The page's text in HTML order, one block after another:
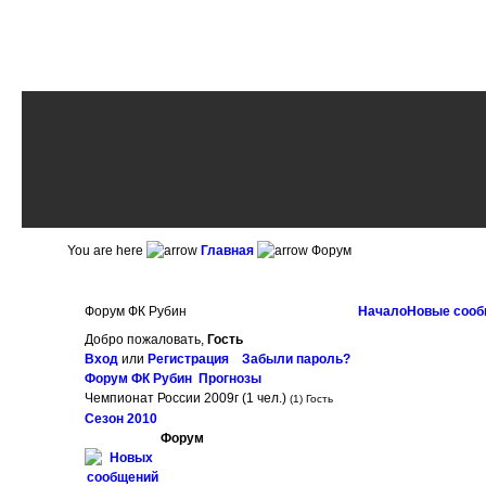
You are here Главная Форум
Форум ФК Рубин НачалоНовые
Добро пожаловать, Гость
Входили Регистрация
Забыли пароль?
Форум ФК Рубин Прогнозы
Чемпионат России 2009г(1 чел.) (1) Гость
Сезон 2010
Форум